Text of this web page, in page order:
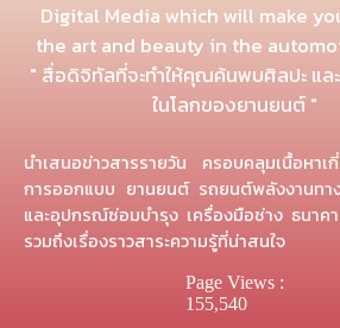
Digital Media which will make
the art and beauty in the
" สื่อดิจิทัลที่จะทำให้คุณค้นพบศิลปะ แล
ในโลกของยานยนต์ "
นำเสนอข่าวสารรายวัน ครอบคลุมเนื้อหาเ
การออกแบบ ยานยนต์ รถยนต์พลังงานทา
และอุปกรณ์ซ่อมบำรุง เครื่องมือช่าง ธนาค
รวมถึงเรื่องราวสาระความรู้ที่น่าสนใจ
Page Views :
155,540